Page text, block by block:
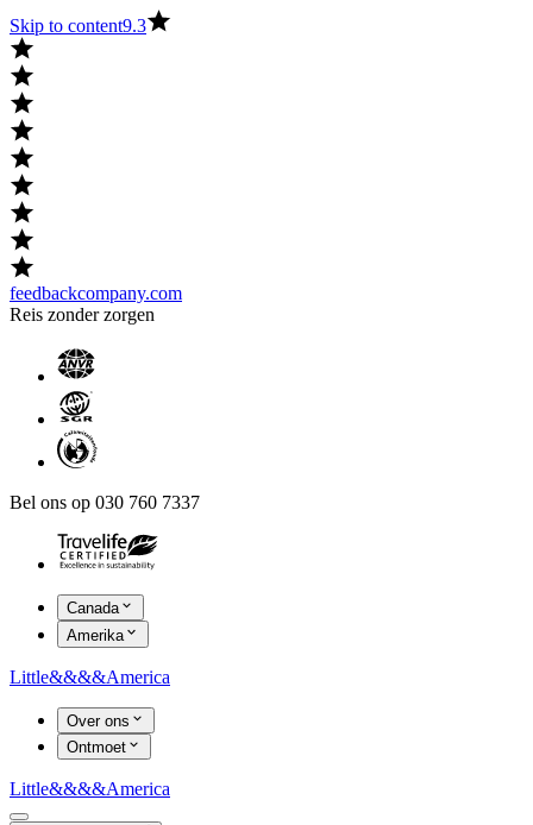
Skip to content9.3
feedbackcompany.com
Reis zonder zorgen
Bel ons op 030 760 7337
Canada
Amerika
Little&&&&America
Over ons
Ontmoet
Little&&&&America